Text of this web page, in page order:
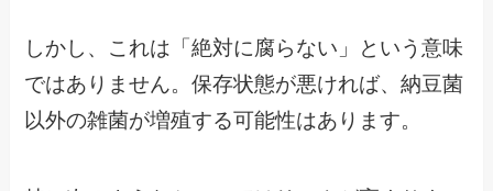
しかし、これは「絶対に腐らない」という意味
ではありません。保存状態が悪ければ、納豆菌
以外の雑菌が増殖する可能性はあります。